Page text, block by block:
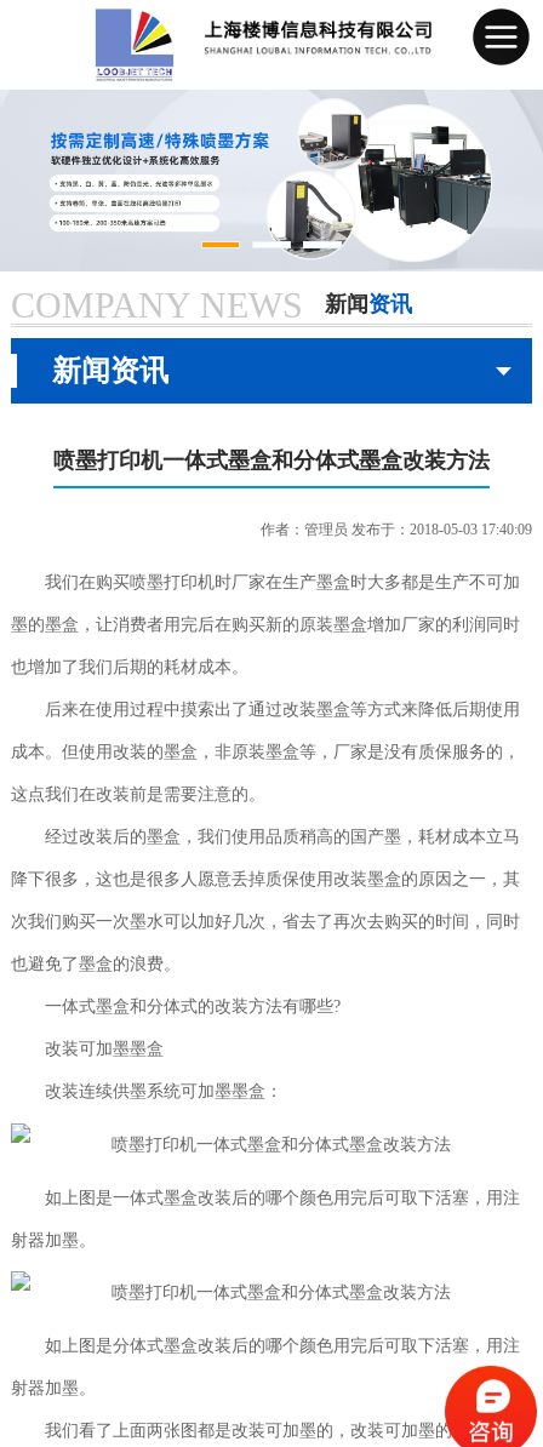
公司简介
联系我们
COMPANY NEWS 新闻 资讯
新闻资讯
喷墨打印机一体式墨盒和分体式墨盒改装方法
作者：管理员 发布于：2018-05-03 17:40:09
我们在购买喷墨打印机时厂家在生产墨盒时大多都是生产不可加
墨的墨盒，让消费者用完后在购买新的原装墨盒增加厂家的利润同时
也增加了我们后期的耗材成本。
后来在使用过程中摸索出了通过改装墨盒等方式来降低后期使用
成本。但使用改装的墨盒，非原装墨盒等，厂家是没有质保服务的，
这点我们在改装前是需要注意的。
经过改装后的墨盒，我们使用品质稍高的国产墨，耗材成本立马
降下很多，这也是很多人愿意丢掉质保使用改装墨盒的原因之一，其
次我们购买一次墨水可以加好几次，省去了再次去购买的时间，同时
也避免了墨盒的浪费。
一体式墨盒和分体式的改装方法有哪些?
改装可加墨墨盒
改装连续供墨系统可加墨墨盒：
如上图是一体式墨盒改装后的哪个颜色用完后可取下活塞，用注
射器加墨。
如上图是分体式墨盒改装后的哪个颜色用完后可取下活塞，用注
射器加墨。
我们看了上面两张图都是改装可加墨的，改装可加墨的还是比较